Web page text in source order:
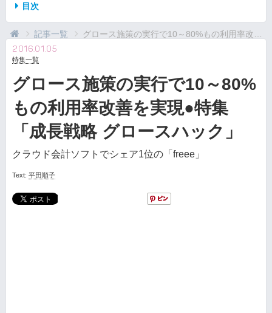
目次
記事一覧 グロース施策の実行で10～80%もの利用率改善を実...
2016.01.05
特集一覧
グロース施策の実行で10～80%
もの利用率改善を実現●特集
「成長戦略 グロースハック」
クラウド会計ソフトでシェア1位の「freee」
Text: 平田順子